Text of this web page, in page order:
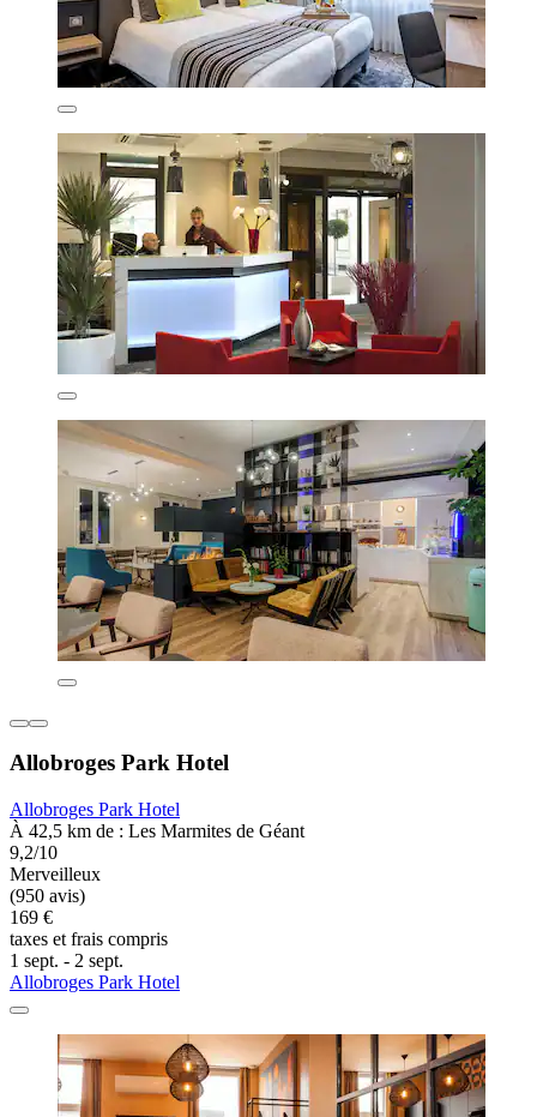
Allobroges Park Hotel
Allobroges Park Hotel
À 42,5 km de : Les Marmites de Géant
9,2/10
Merveilleux
(950 avis)
169 €
taxes et frais compris
1 sept. - 2 sept.
Allobroges Park Hotel